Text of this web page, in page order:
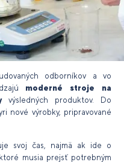
odborníkov a vo
moderné stroje
na
výsledných produktov. Do
nové výrobky, pripravované
svoj čas, najmä ak ide o
musia prejsť potrebným